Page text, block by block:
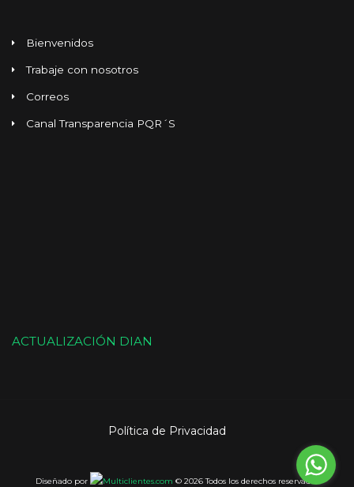
Bienvenidos
Trabaje con nosotros
Correos
Canal Transparencia PQR´S
ACTUALIZACIÓN DIAN
Política de Privacidad
Diseñado por © 2026 Todos los derechos reservados